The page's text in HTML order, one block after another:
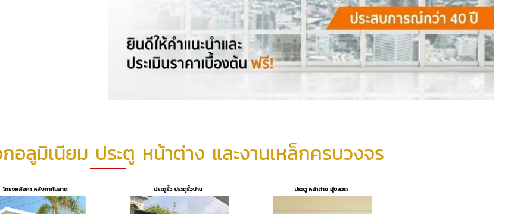
อลูมิเนียม ประตู หน้าต่าง และงานเหล็กครบวงจร